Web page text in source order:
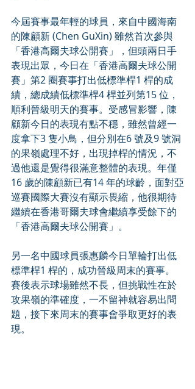
今屆賽事最年輕的球員，來自中國海南
的陳顧新 (Chen GuXin) 雖然首次參與
「香港高爾夫球公開賽」，但頭兩日手
表現出眾，今日在「香港高爾夫球公開
賽」第2 圈賽事打出低標準桿1 桿的成
績，總成績低標準桿4 桿並列第15 位，
順利晉級明天的賽事。受感冒影響，陳
顧新今日的表現有點不穩，雖然曾經一
度拿下3 隻小鳥，但分別在6 號及9 號洞
的果嶺處理不好，出現掉桿的情況，不
過他還是覺得很滿意整體的表現。年僅
16 歲的陳顧新已有14 年的球齡，面對亞
巡賽國際大賽沒有顯示畏縮，他很期待
繼續在香港哥爾夫球會繼續享受餘下的
「香港高爾夫球公開賽」。
另一名中國球員張惠麟今日單輪打出低
標準桿1 桿的，成功晉級周末的賽事。
賽後表示球場雖然不長，但挑戰性在於
攻果嶺的準確度，一不留神就容易出問
題，接下來周末的賽事會爭取更好的表
現。